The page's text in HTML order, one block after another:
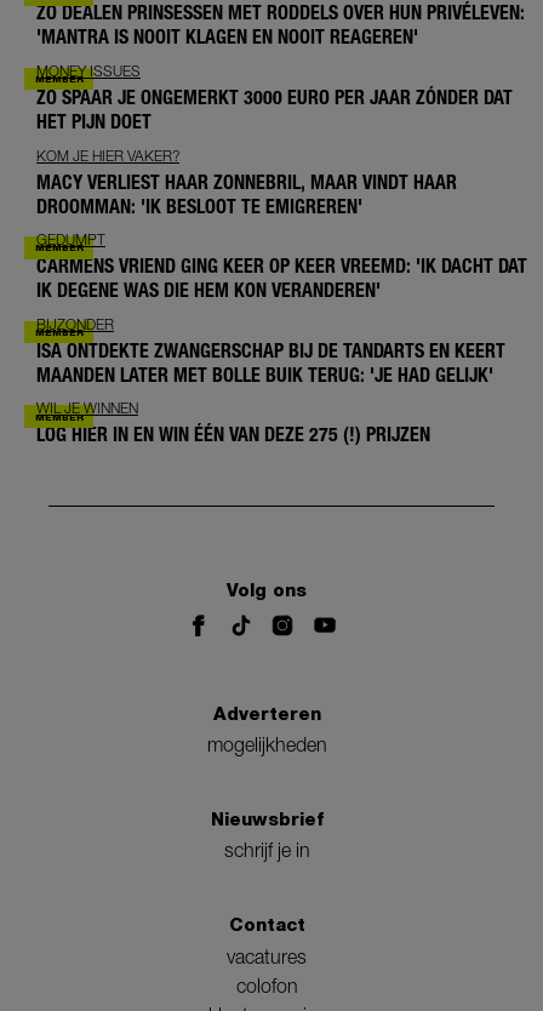
ZO DEALEN PRINSESSEN MET RODDELS OVER HUN PRIVÉLEVEN:
'MANTRA IS NOOIT KLAGEN EN NOOIT REAGEREN'
MONEY ISSUES
ZO SPAAR JE ONGEMERKT 3000 EURO PER JAAR ZÓNDER DAT
HET PIJN DOET
KOM JE HIER VAKER?
MACY VERLIEST HAAR ZONNEBRIL, MAAR VINDT HAAR
DROOMMAN: 'IK BESLOOT TE EMIGREREN'
GEDUMPT
CARMENS VRIEND GING KEER OP KEER VREEMD: 'IK DACHT DAT
IK DEGENE WAS DIE HEM KON VERANDEREN'
BIJZONDER
ISA ONTDEKTE ZWANGERSCHAP BIJ DE TANDARTS EN KEERT
MAANDEN LATER MET BOLLE BUIK TERUG: 'JE HAD GELIJK'
WIL JE WINNEN
LOG HIER IN EN WIN ÉÉN VAN DEZE 275 (!) PRIJZEN
Volg ons
Adverteren
mogelijkheden
Nieuwsbrief
schrijf je in
Contact
vacatures
colofon